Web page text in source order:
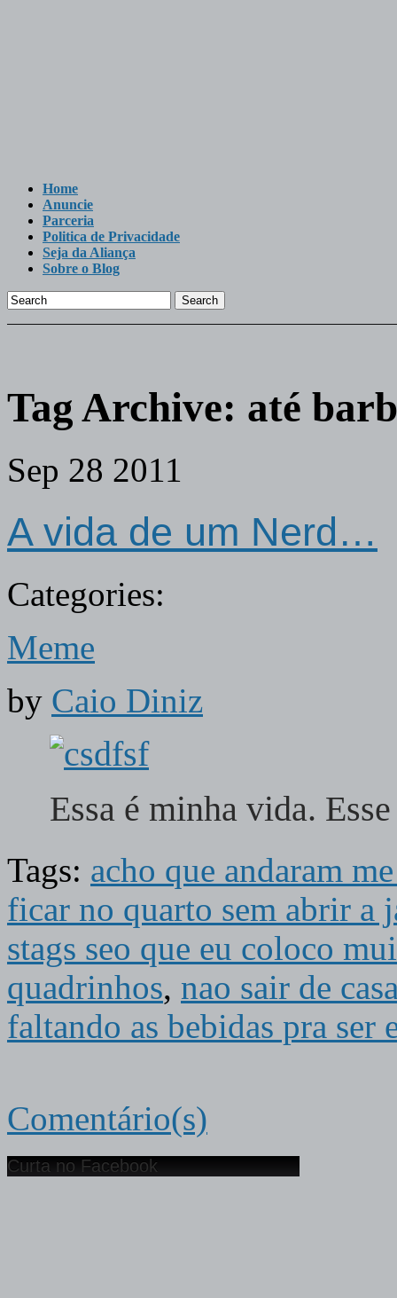
Home
Anuncie
Parceria
Politica de Privacidade
Seja da Aliança
Sobre o Blog
Search
Tag Archive: até
Sep 28 2011
A vida de um Nerd…
Categories:
Meme
by Caio Diniz
Essa é minha vida.
Tags: acho que andaram
ficar no quarto sem abrir a
stags seo que eu coloco
quadrinhos, nao sair de
faltando as bebidas pra ser
Comentário(s)
Curta no Facebook